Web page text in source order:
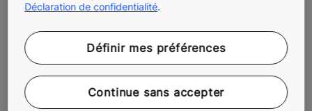
usagers sur la durée.
Pourquoi équiper vos ascenseurs
d’une téléalarme avec KONE ?
KONE propose des téléalarmes GSM ascenseur
évolutives, compatibles avec tous les environnements
Déclaration de confidentialité.
Définir mes préférences
Continue sans accepter